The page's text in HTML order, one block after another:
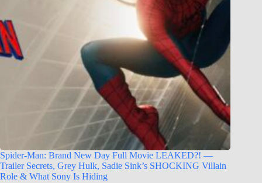
Spider-Man: Brand New Day Full Movie LEAKED?! —
Trailer Secrets, Grey Hulk, Sadie Sink’s SHOCKING Villain
Role & What Sony Is Hiding